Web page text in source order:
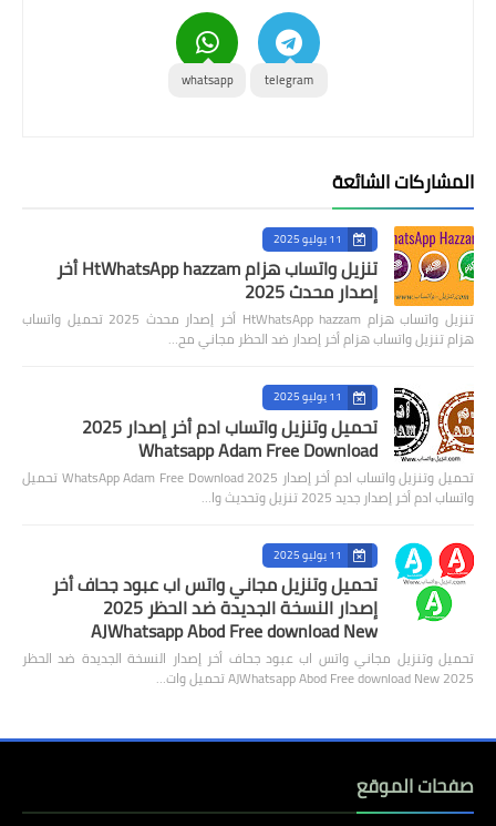
telegram
whatsapp
المشاركات الشائعة
11 يوليو 2025
تنزيل واتساب هزام HtWhatsApp hazzam أخر
إصدار محدث 2025
تنزيل واتساب هزام HtWhatsApp hazzam أخر إصدار محدث 2025 تحميل واتساب
هزام تنزيل واتساب هزام أخر إصدار ضد الحظر مجاني مح…
11 يوليو 2025
تحميل وتنزيل واتساب ادم أخر إصدار 2025
Whatsapp Adam Free Download
تحميل وتنزيل واتساب ادم أخر إصدار 2025 WhatsApp Adam Free Download تحميل
واتساب ادم أخر إصدار جديد 2025 تنزيل وتحديث وا…
11 يوليو 2025
تحميل وتنزيل مجاني واتس اب عبود جحاف أخر
إصدار النسخة الجديدة ضد الحظر 2025
AJWhatsapp Abod Free download New
تحميل وتنزيل مجاني واتس اب عبود جحاف أخر إصدار النسخة الجديدة ضد الحظر
2025 AJWhatsapp Abod Free download New تحميل وات…
صفحات الموقع